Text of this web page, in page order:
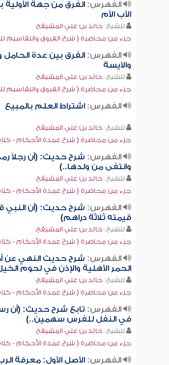
الفهرس:الفرق من جهة الأولية
الأب الأم
للشيخ: خالد بن علي المشيقح
جزء من محاضرة ( شرح الفروق والتقاسيم
الفهرس:الفرق بين عدة الحامل
والآيسة
للشيخ: خالد بن علي المشيقح
جزء من محاضرة ( شرح الفروق والتقاسيم
الفهرس:اشتراط العلم بالمبيع
للشيخ: خالد بن علي المشيقح
جزء من محاضرة ( شرح عمدة الأحكام - كتاب
الفهرس: شرح حديث: (أن رجلاً
وانتفى من ولدها..)
للشيخ: خالد بن علي المشيقح
جزء من محاضرة ( شرح عمدة الأحكام - كتاب
الفهرس: شرح حديث: (أن
قيمته ثلاثة دراهم)
للشيخ: خالد بن علي المشيقح
جزء من محاضرة ( شرح عمدة الأحكام - كتاب
الفهرس: شرح حديث النهي عن
الحمر الأهلية والإذن في لحوم
للشيخ: خالد بن علي المشيقح
جزء من محاضرة ( شرح عمدة الأحكام - كتاب
الفهرس: تابع شرح حديث: (أن
في النفل للفرس سهمين..)
للشيخ: خالد بن علي المشيقح
جزء من محاضرة ( شرح عمدة الأحكام - كتاب
الفهرس:الأصل الأول: معرفة